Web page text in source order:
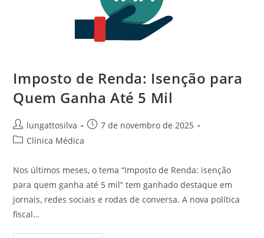
Imposto de Renda: Isenção para
Quem Ganha Até 5 Mil
lungattosilva
7 de novembro de 2025
Clínica Médica
Nos últimos meses, o tema “Imposto de Renda: isenção
para quem ganha até 5 mil” tem ganhado destaque em
jornais, redes sociais e rodas de conversa. A nova política
fiscal…